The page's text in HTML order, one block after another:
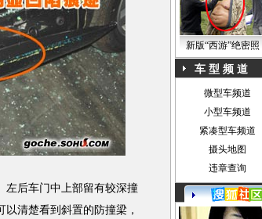
后车门中上部留有较深撞
以清楚看到斜置的防撞梁，
新版“西游”绝密照
车 型 频 道
微型车频道
小型车频道
紧凑型车频道
摄头地图
违章查询